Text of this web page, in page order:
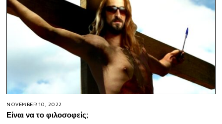
NOVEMBER 10, 2022
Είναι να το φιλοσοφείς;